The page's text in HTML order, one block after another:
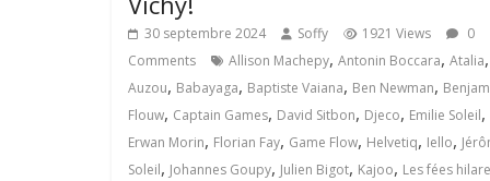
30 septembre 2024 Soffy 1921 Views
0
Comments
Allison Machepy, Antonin Boccara, Atalia,
Auzou, Babayaga, Baptiste Vaiana, Ben Newman,
Flouw, Captain Games, David Sitbon, Djeco, Emilie Soleil,
Erwan Morin, Florian Fay, Game Flow, Helvetiq, Iello,
Soleil, Johannes Goupy, Julien Bigot, Kajoo, Les fées